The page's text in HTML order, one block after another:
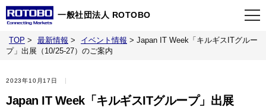
一般社団法人 ROTOBO
TOP
最新情報
TOP > 最新情報 > イベント情報 > Japan IT Week「キルギスITグルー
プ」出展（10/25-27）のご案内
2023年10月17日
Japan IT Week「キルギスITグループ」出展